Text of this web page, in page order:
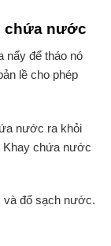
chứa nước
nẩy để tháo nó
lề cho phép
nước ra khỏi
Khay chứa nước
và đổ sạch nước.